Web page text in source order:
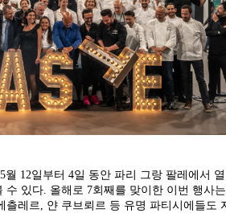
5월 12일부터 4일 동안 파리 그랑 팔레에
있다. 올해로 7회째를 맞이한 이번 행사
츨레르, 얀 쿠브뢰르 등 유명 파티시에들도